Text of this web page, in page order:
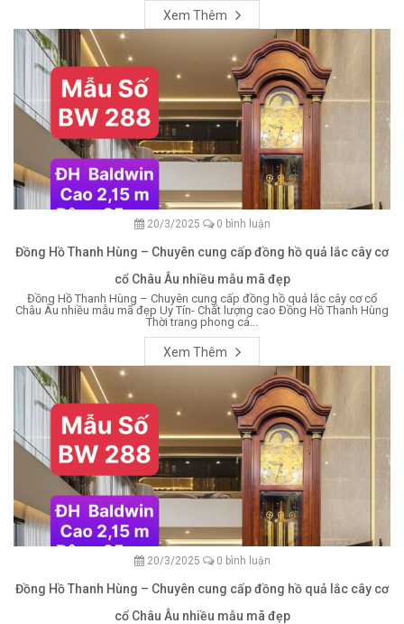
Xem Thêm
20/3/2025 0 bình luận
Đồng Hồ Thanh Hùng – Chuyên cung cấp đồng hồ quả lắc cây cơ
cổ Châu Âu nhiều mẫu mã đẹp
Đồng Hồ Thanh Hùng – Chuyên cung cấp đồng hồ quả lắc cây cơ cổ
Châu Âu nhiều mẫu mã đẹp Uy Tín- Chất lượng cao Đồng Hồ Thanh Hùng
Thời trang phong cá...
Xem Thêm
20/3/2025 0 bình luận
Đồng Hồ Thanh Hùng – Chuyên cung cấp đồng hồ quả lắc cây cơ
cổ Châu Âu nhiều mẫu mã đẹp